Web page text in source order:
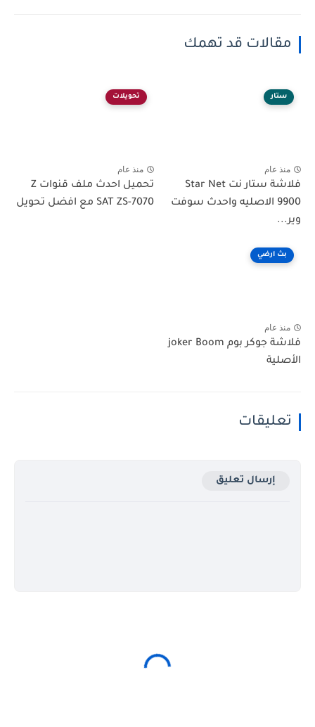
مقالات قد تهمك
ستار
منذ عام
فلاشة ستار نت Star Net
9900 الاصليه واحدث سوفت
وير...
تحويلات
منذ عام
تحميل احدث ملف قنوات Z
SAT ZS-7070 مع افضل تحويل
بث ارضي
منذ عام
فلاشة جوكر بوم joker Boom
الأصلية
تعليقات
إرسال تعليق